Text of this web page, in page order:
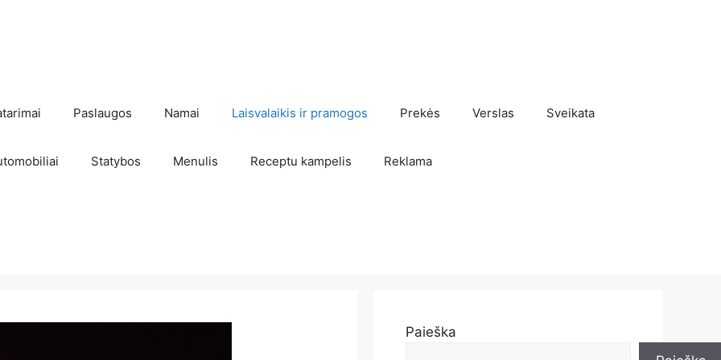
Paslaugos Namai Laisvalaikis ir pramogos Prekės Verslas Sveikata
Statybos Menulis Receptu kampelis Reklama
Paieška